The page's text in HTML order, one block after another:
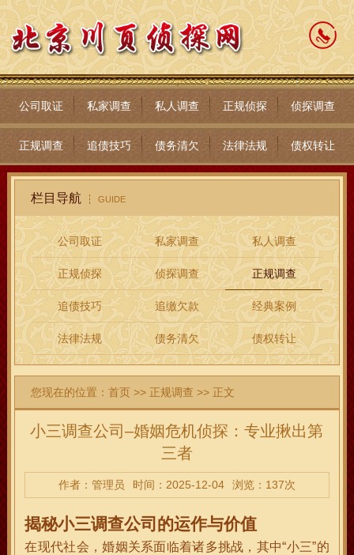
公司取证 私家调查 私人调查 正规侦探 侦探调查
正规调查 追债技巧 债务清欠 法律法规 债权转让
栏目导航 GUIDE
公司取证 私家调查 私人调查
正规侦探 侦探调查 正规调查
追债技巧 追缴欠款 经典案例
法律法规 债务清欠 债权转让
您现在的位置：首页 >> 正规调查 >> 正文
小三调查公司–婚姻危机侦探：专业揪出第
三者
作者：管理员 时间：2025-12-04 浏览：137次
揭秘小三调查公司的运作与价值
在现代社会，婚姻关系面临着诸多挑战，其中“小三”的